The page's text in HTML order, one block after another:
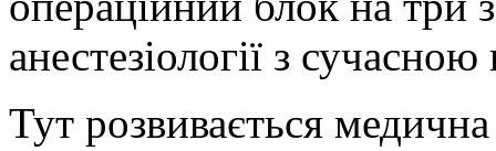
анестезіології з
Тут розвивається